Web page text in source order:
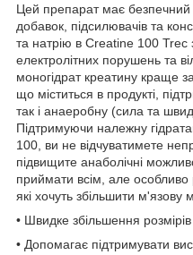
Цей препарат має безпечний
добавок, підсилювачів та
та натрію в Creatine 100 Trec
електролітних порушень та
моногідрат креатину краще
що міститься в продукті,
так і анаеробну (сила та
Підтримуючи належну
100, ви не відчуватимете
підвищите анаболічні
приймати всім, але
які хочуть збільшити м'язову
• Швидке збільшення розмірів
• Допомагає підтримувати